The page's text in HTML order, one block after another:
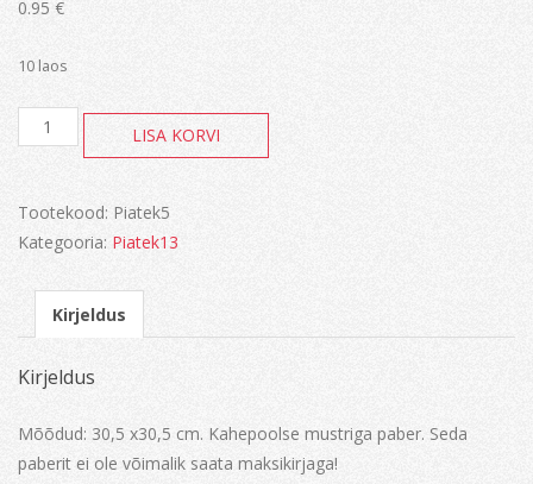
0.95 €
10 laos
Awakening
kogus
LISA KORVI
Tootekood: Piatek5
Kategooria: Piatek13
Kirjeldus
Kirjeldus
Mõõdud: 30,5 x30,5 cm. Kahepoolse mustriga paber. Seda
paberit ei ole võimalik saata maksikirjaga!